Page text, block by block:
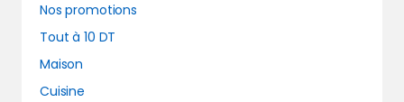
Nos promotions
Tout à 10 DT
Maison
Cuisine